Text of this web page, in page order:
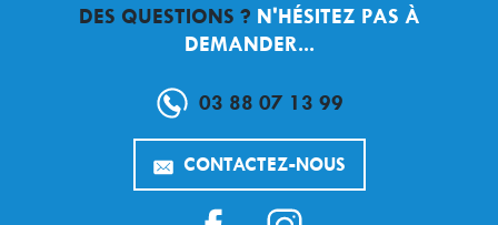
DES QUESTIONS ? N'HÉSITEZ PAS À
DEMANDER...
03 88 07 13 99
CONTACTEZ-NOUS